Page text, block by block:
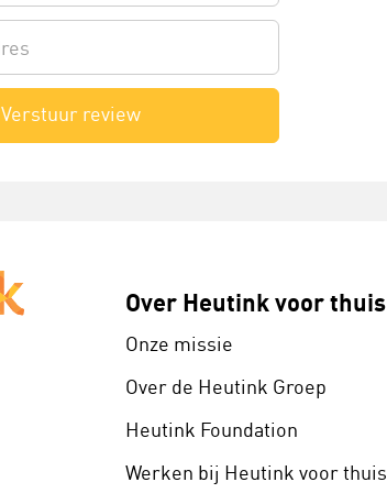
Verstuur review
Over Heutink voor thuis
Onze missie
Over de Heutink Groep
Heutink Foundation
Werken bij Heutink voor thuis